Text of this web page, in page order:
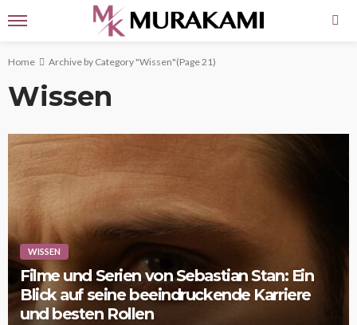
Home Archive by Category "Wissen"(Page 21)
Wissen
WISSEN
Filme und Serien von Sebastian Stan: Ein
Blick auf seine beeindruckende Karriere
und besten Rollen